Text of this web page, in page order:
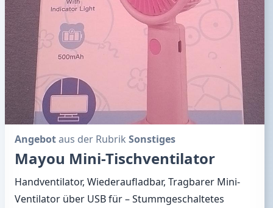
Angebotaus der Rubrik Sonstiges
Mayou Mini-Tischventilator
Handventilator, Wiederaufladbar, Tragbarer Mini-
Ventilator über USB für – Stummgeschaltetes